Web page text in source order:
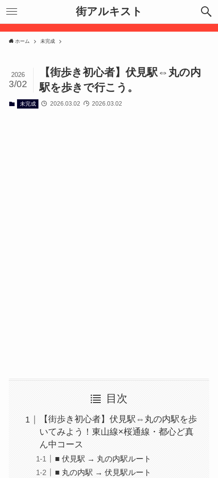
街アルキスト
ホーム 未完成
【街歩き初心者】伏見駅⇔丸の内
駅を歩きで行こう。
2026
3/02
未完成 2026.03.02 2026.03.02
目次
【街歩き初心者】伏見駅⇔丸の内駅を歩
いてみよう！東山線×桜通線・都心ど真
ん中コース
■ 伏見駅 → 丸の内駅ルート
■ 丸の内駅 → 伏見駅ルート